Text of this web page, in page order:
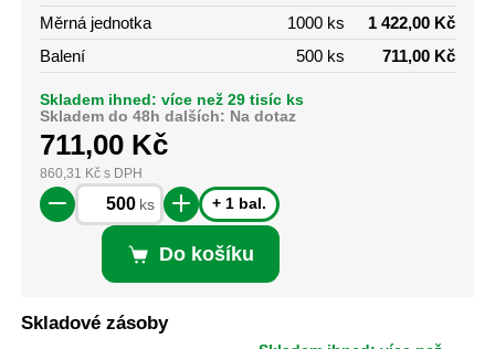
Měrná jednotka
1000 ks
1 422,00 Kč
Balení
500 ks 711,00 Kč
Skladem ihned: více než 29 tisíc ks
Skladem do 48h dalších: Na dotaz
711,00 Kč
860,31 Kčs DPH
ks + 1 bal.
Do košíku
Skladové zásoby